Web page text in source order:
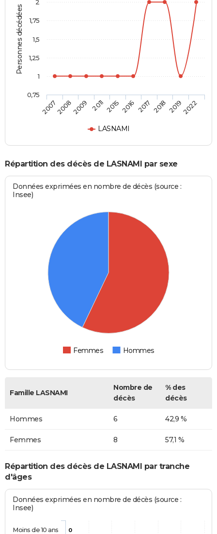
Personnes décédées
LASNAMI
200720082009 2011 2015 2016 2017 2018 20192022
0,75
1
1,25
1,5
1,75
2
Répartition des décès de LASNAMI par sexe
Données exprimées en nombre de décès (source :
Insee)
Femmes Hommes
Famille LASNAMI
Nombre de
décès
% des
décès
Hommes 6 42,9 %
Femmes 8 57,1 %
Répartition des décès de LASNAMI par tranche
d'âges
Données exprimées en nombre de décès (source :
Insee)
0
Moins de 10 ans